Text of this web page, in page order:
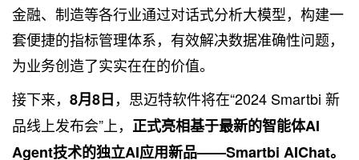
金融、制造等各行业通过对话式分析大模型，构建一
套便捷的指标管理体系，有效解决数据准确性问题，
为业务创造了实实在在的价值。
接下来， 8月8日，思迈特软件将在“2024 Smartbi 新
品线上发布会”上， 正式亮相基于最新的智能体AI
Agent技术的独立AI应用新品——Smartbi AIChat。